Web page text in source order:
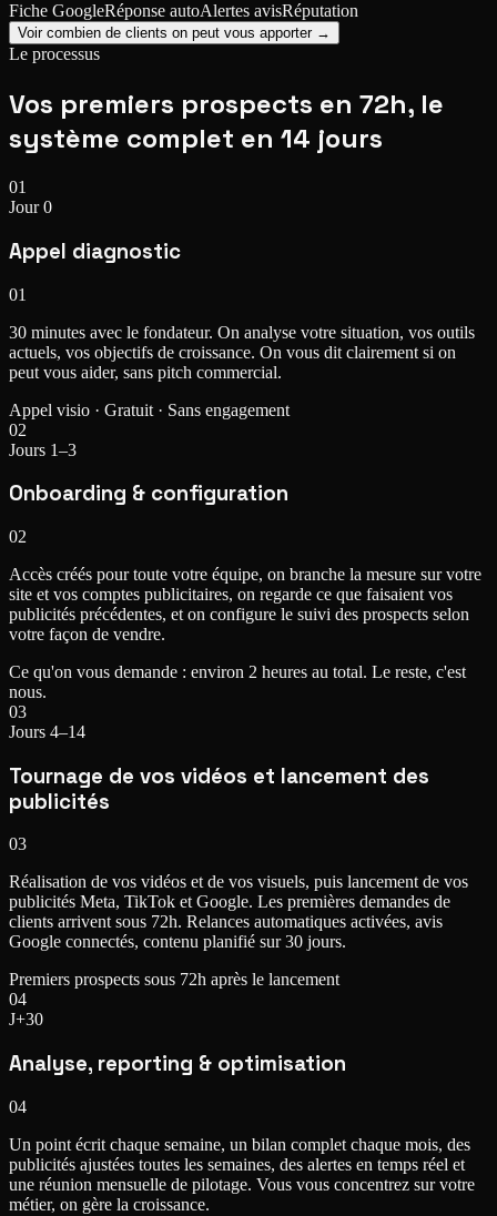
Fiche GoogleRéponse autoAlertes avisRéputation
Voir combien de clients on peut vous apporter →
Le processus
Vos premiers prospects en 72h, le
système complet en 14 jours
01
Jour 0
Appel diagnostic
01
30 minutes avec le fondateur. On analyse votre situation, vos outils
actuels, vos objectifs de croissance. On vous dit clairement si on
peut vous aider, sans pitch commercial.
Appel visio · Gratuit · Sans engagement
02
Jours 1–3
Onboarding & configuration
02
Accès créés pour toute votre équipe, on branche la mesure sur votre
site et vos comptes publicitaires, on regarde ce que faisaient vos
publicités précédentes, et on configure le suivi des prospects selon
votre façon de vendre.
Ce qu'on vous demande : environ 2 heures au total. Le reste, c'est
nous.
03
Jours 4–14
Tournage de vos vidéos et lancement des
publicités
03
Réalisation de vos vidéos et de vos visuels, puis lancement de vos
publicités Meta, TikTok et Google. Les premières demandes de
clients arrivent sous 72h. Relances automatiques activées, avis
Google connectés, contenu planifié sur 30 jours.
Premiers prospects sous 72h après le lancement
04
J+30
Analyse, reporting & optimisation
04
Un point écrit chaque semaine, un bilan complet chaque mois, des
publicités ajustées toutes les semaines, des alertes en temps réel et
une réunion mensuelle de pilotage. Vous vous concentrez sur votre
métier, on gère la croissance.